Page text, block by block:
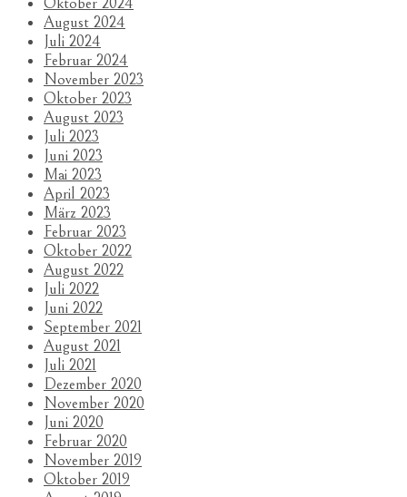
August 2024
Juli 2024
Februar 2024
November 2023
Oktober 2023
August 2023
Juli 2023
Juni 2023
Mai 2023
April 2023
März 2023
Februar 2023
Oktober 2022
August 2022
Juli 2022
Juni 2022
September 2021
August 2021
Juli 2021
Dezember 2020
November 2020
Juni 2020
Februar 2020
November 2019
Oktober 2019